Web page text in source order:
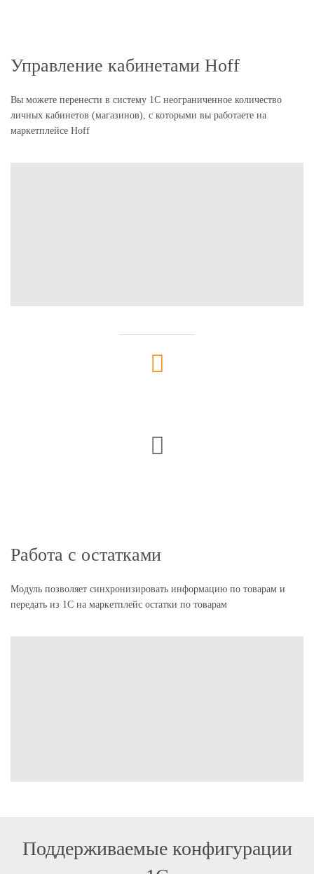
Управление кабинетами Hoff
Вы можете перенести в систему 1С неограниченное количество
личных кабинетов (магазинов), с которыми вы работаете на
маркетплейсе Hoff
Работа с остатками
Модуль позволяет синхронизировать информацию по товарам и
передать из 1С на маркетплейс остатки по товарам
Поддерживаемые конфигурации